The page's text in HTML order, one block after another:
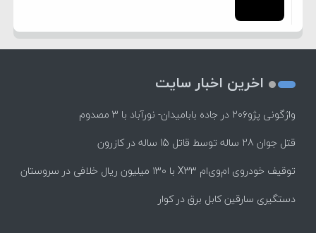
اخرین اخبار سایت
واژگونی پژو۲۰۶ در جاده بابامیدان- نورآباد با ۳ مصدوم
قتل جوان 28 ساله توسط قاتل 15 ساله در کازرون
توقیف خودروی ام‌وی‌ام X33 با ۱۳۰ میلیون ریال خلافی در سروستان
دستگیری سارقین کابل برق در کوار